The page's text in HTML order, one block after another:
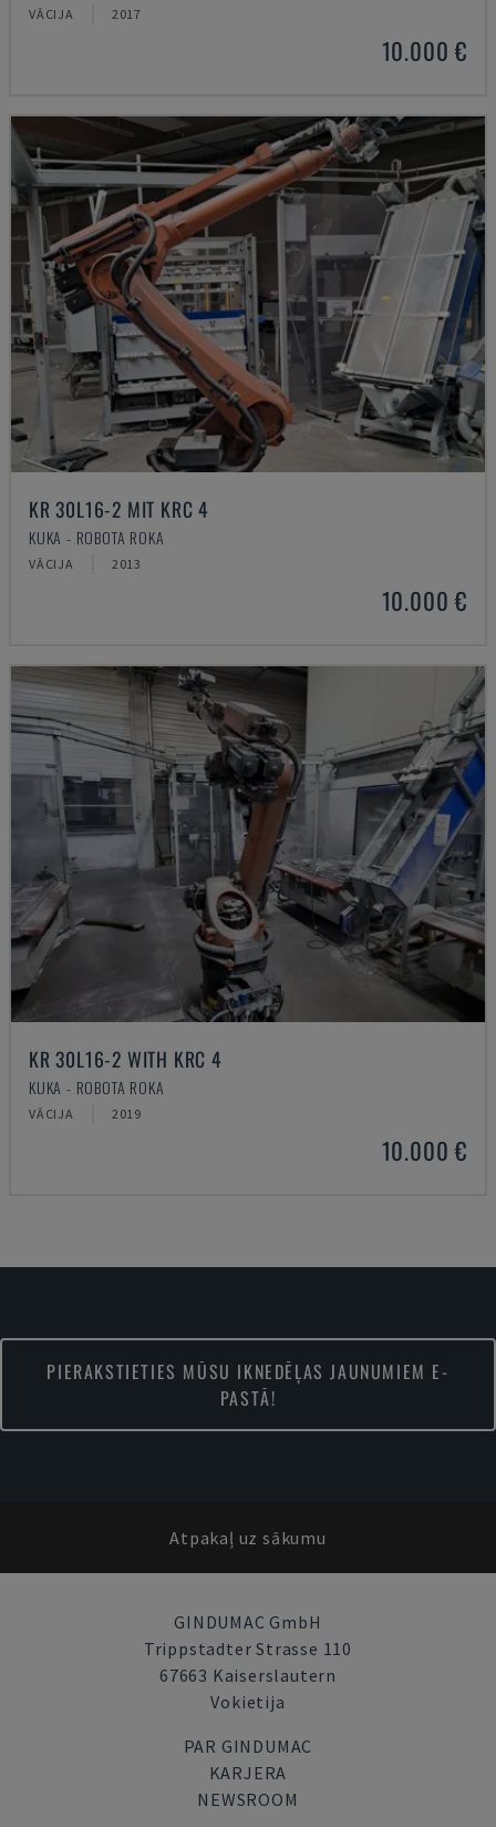
VĀCIJA 2017
10.000 €
KR 30L16-2 MIT KRC 4
KUKA - ROBOTA ROKA
VĀCIJA 2013
10.000 €
KR 30L16-2 WITH KRC 4
KUKA - ROBOTA ROKA
VĀCIJA 2019
10.000 €
PIERAKSTIETIES MŪSU IKNEDĒĻAS JAUNUMIEM E-
PASTĀ!
Atpakaļ uz sākumu
GINDUMAC GmbH
Trippstadter Strasse 110
67663 Kaiserslautern
Vokietija
PAR GINDUMAC
KARJERA
NEWSROOM